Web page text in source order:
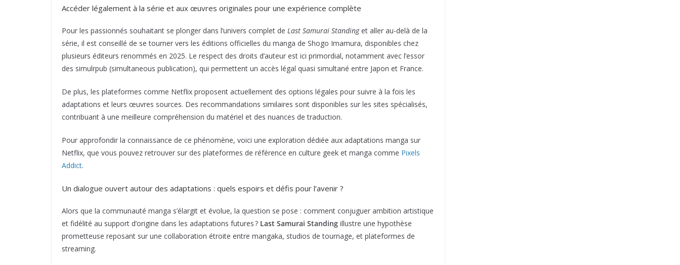
Accéder légalement à la série et aux œuvres originales pour une expérience complète
Pour les passionnés souhaitant se plonger dans l’univers complet de Last Samurai Standinget aller au-delà de la
série, il est conseillé de se tourner vers les éditions officielles du manga de Shogo Imamura, disponibles chez
plusieurs éditeurs renommés en 2025. Le respect des droits d’auteur est ici primordial, notamment avec l’essor
des simulrpub (simultaneous publication), qui permettent un accès légal quasi simultané entre Japon et France.
De plus, les plateformes comme Netflix proposent actuellement des options légales pour suivre à la fois les
adaptations et leurs œuvres sources. Des recommandations similaires sont disponibles sur les sites spécialisés,
contribuant à une meilleure compréhension du matériel et des nuances de traduction.
Pour approfondir la connaissance de ce phénomène, voici une exploration dédiée aux adaptations manga sur
Netflix, que vous pouvez retrouver sur des plateformes de référence en culture geek et manga comme Pixels
Addict.
Un dialogue ouvert autour des adaptations : quels espoirs et défis pour l’avenir ?
Alors que la communauté manga s’élargit et évolue, la question se pose : comment conjuguer ambition artistique
et fidélité au support d’origine dans les adaptations futures ? Last Samurai Standing illustre une hypothèse
prometteuse reposant sur une collaboration étroite entre mangaka, studios de tournage, et plateformes de
streaming.